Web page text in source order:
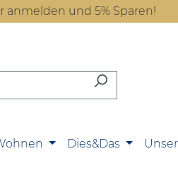
anmelden und 5% Sparen!
Dies&Das